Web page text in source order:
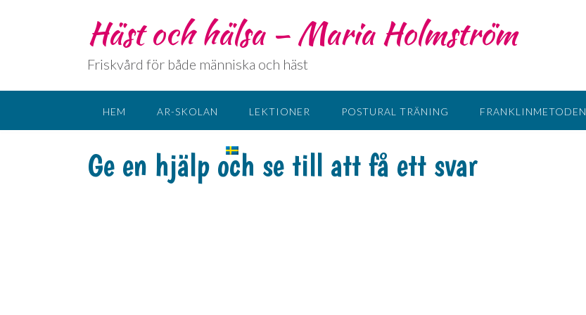
Häst och hälsa – Maria Holmström
Friskvård för både människa och häst
HEM AR-SKOLAN LEKTIONER POSTURAL TRÄNING FRANKLINMETODEN
SPRÅK:
Ge en hjälp och se till att få ett svar